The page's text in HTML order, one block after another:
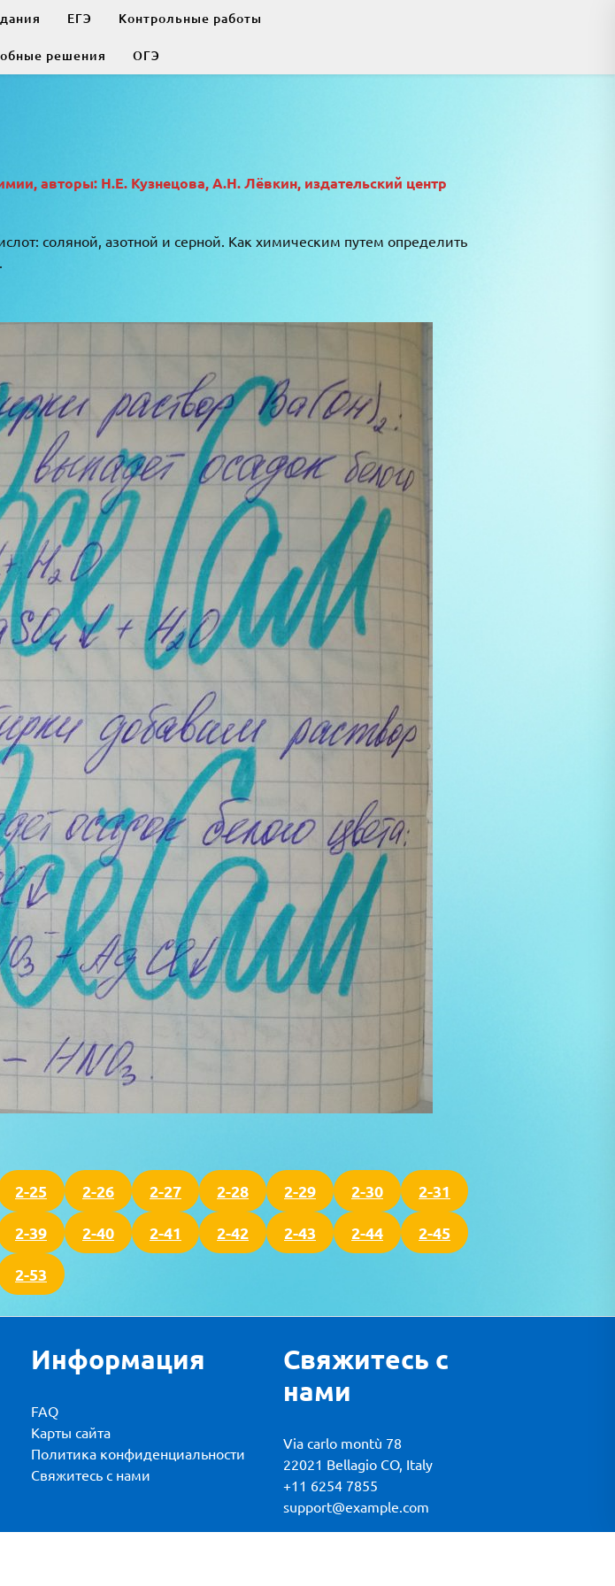
ЕГЭ Контрольные работы
решения ОГЭ
авторы: Н.Е. Кузнецова, А.Н. Лёвкин, издательский центр
соляной, азотной и серной. Как химическим путем определить
2-25 2-26 2-27 2-28 2-29 2-30 2-31
2-39 2-40 2-41 2-42 2-43 2-44 2-45
2-53
Информация
FAQ
Карты сайта
Политика конфиденциальности
Свяжитесь с нами
Свяжитесь с
нами
Via carlo montù 78
22021 Bellagio CO, Italy
+11 6254 7855
support@example.com